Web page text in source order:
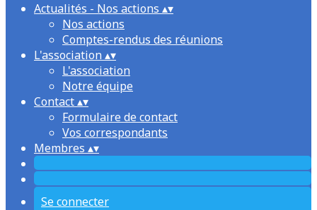
Actualités - Nos actions ▴▾
Nos actions
Comptes-rendus des réunions
L'association▴▾
L'association
Notre équipe
Contact▴▾
Formulaire de contact
Vos correspondants
Membres ▴▾
Se connecter